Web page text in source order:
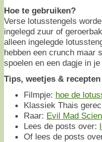
Hoe te gebruiken?
Verse lotusstengels
ingelegd zuur of
alleen ingelegde
hebben een crunch maar
spoelen en een dagje in
Tips, weetjes & recepten
Filmpje: hoe de
Klassiek Thais
Raar: Evil Mad
Lees de posts over:
Of lees de posts